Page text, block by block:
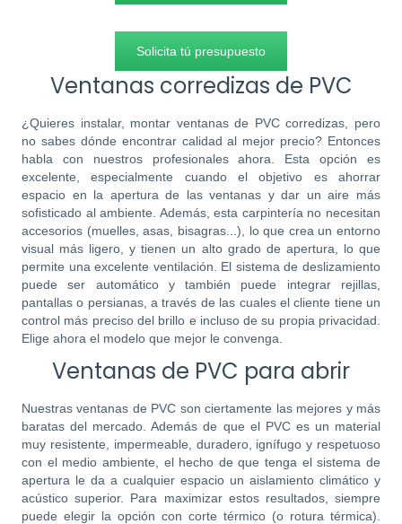
Solicita tú presupuesto
Ventanas corredizas de PVC
¿Quieres instalar, montar ventanas de PVC corredizas, pero
no sabes dónde encontrar calidad al mejor precio? Entonces
habla con nuestros profesionales ahora. Esta opción es
excelente, especialmente cuando el objetivo es ahorrar
espacio en la apertura de las ventanas y dar un aire más
sofisticado al ambiente. Además, esta carpintería no necesitan
accesorios (muelles, asas, bisagras...), lo que crea un entorno
visual más ligero, y tienen un alto grado de apertura, lo que
permite una excelente ventilación. El sistema de deslizamiento
puede ser automático y también puede integrar rejillas,
pantallas o persianas, a través de las cuales el cliente tiene un
control más preciso del brillo e incluso de su propia privacidad.
Elige ahora el modelo que mejor le convenga.
Ventanas de PVC para abrir
Nuestras ventanas de PVC son ciertamente las mejores y más
baratas del mercado. Además de que el PVC es un material
muy resistente, impermeable, duradero, ignífugo y respetuoso
con el medio ambiente, el hecho de que tenga el sistema de
apertura le da a cualquier espacio un aislamiento climático y
acústico superior. Para maximizar estos resultados, siempre
puede elegir la opción con corte térmico (o rotura térmica).